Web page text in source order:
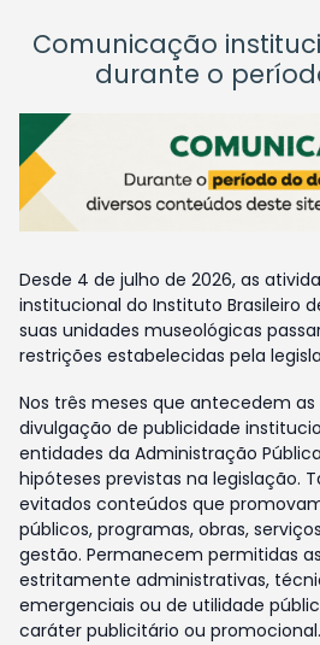
Comunicação
durante o
Desde 4 de julho de 2026, as
institucional do Instituto Brasileiro
suas unidades museológicas
restrições estabelecidas pela
Nos três meses que antecedem
divulgação de publicidade
entidades da Administração
hipóteses previstas na legislação.
evitados conteúdos que
públicos, programas, obras,
gestão. Permanecem permitidas
estritamente administrativas,
emergenciais ou de utilidade
caráter publicitário ou promocional.